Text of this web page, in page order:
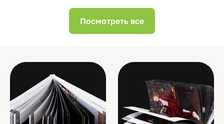
Посмотреть все